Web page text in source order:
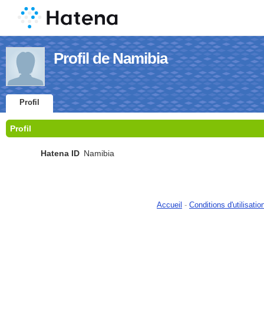
Profil de Namibia
Profil
Profil
Hatena ID Namibia
Accueil - Conditions